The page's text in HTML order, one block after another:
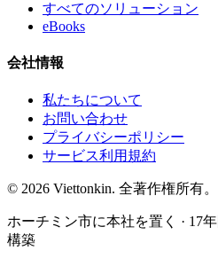
すべてのソリューション
eBooks
会社情報
私たちについて
お問い合わせ
プライバシーポリシー
サービス利用規約
© 2026 Viettonkin. 全著作権所有。
ホーチミン市に本社を置く · 17
構築